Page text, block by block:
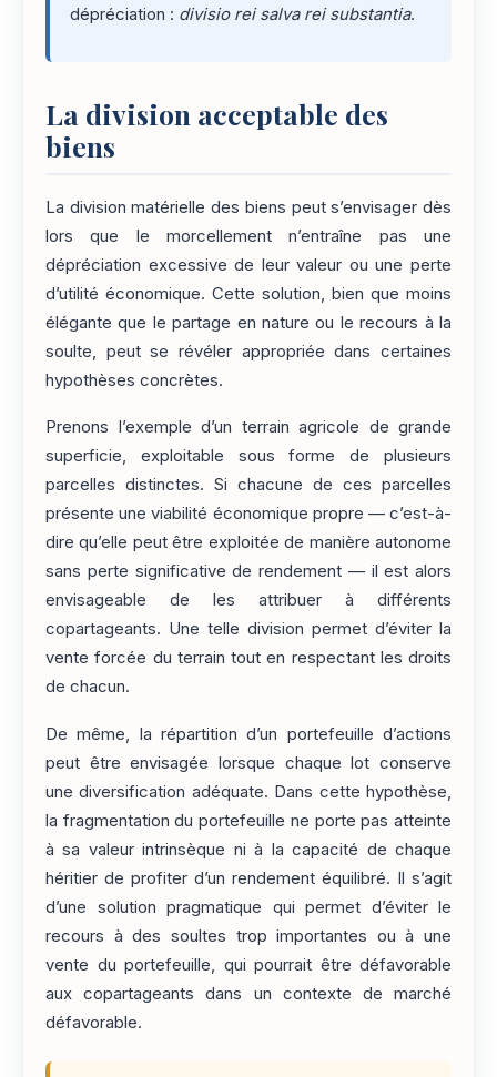
dépréciation : divisio rei salva rei substantia.
La division acceptable des
biens
La division matérielle des biens peut s’envisager dès
lors que le morcellement n’entraîne pas une
dépréciation excessive de leur valeur ou une perte
d’utilité économique. Cette solution, bien que moins
élégante que le partage en nature ou le recours à la
soulte, peut se révéler appropriée dans certaines
hypothèses concrètes.
Prenons l’exemple d’un terrain agricole de grande
superficie, exploitable sous forme de plusieurs
parcelles distinctes. Si chacune de ces parcelles
présente une viabilité économique propre — c’est-à-
dire qu’elle peut être exploitée de manière autonome
sans perte significative de rendement — il est alors
envisageable de les attribuer à différents
copartageants. Une telle division permet d’éviter la
vente forcée du terrain tout en respectant les droits
de chacun.
De même, la répartition d’un portefeuille d’actions
peut être envisagée lorsque chaque lot conserve
une diversification adéquate. Dans cette hypothèse,
la fragmentation du portefeuille ne porte pas atteinte
à sa valeur intrinsèque ni à la capacité de chaque
héritier de profiter d’un rendement équilibré. Il s’agit
d’une solution pragmatique qui permet d’éviter le
recours à des soultes trop importantes ou à une
vente du portefeuille, qui pourrait être défavorable
aux copartageants dans un contexte de marché
défavorable.